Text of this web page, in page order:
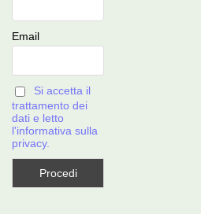
Email
Si accetta il
trattamento dei
dati e letto
l'informativa sulla
privacy.